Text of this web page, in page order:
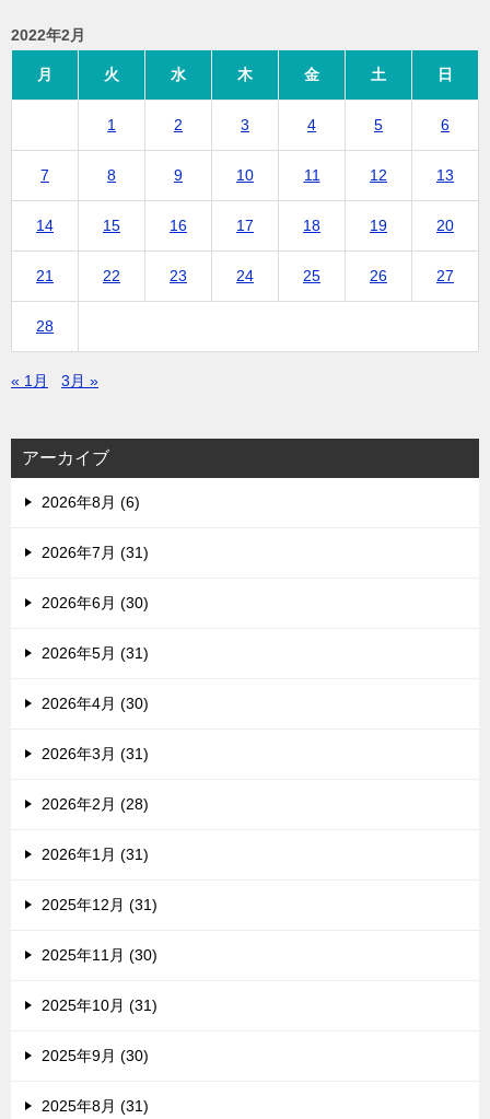
2022年2月
月 火 水 木 金 土 日
1 2 3 4 5 6
7 8 9 10 11 12 13
14 15 16 17 18 19 20
21 22 23 24 25 26 27
28
« 1月 3月 »
アーカイブ
2026年8月 (6)
2026年7月 (31)
2026年6月 (30)
2026年5月 (31)
2026年4月 (30)
2026年3月 (31)
2026年2月 (28)
2026年1月 (31)
2025年12月 (31)
2025年11月 (30)
2025年10月 (31)
2025年9月 (30)
2025年8月 (31)